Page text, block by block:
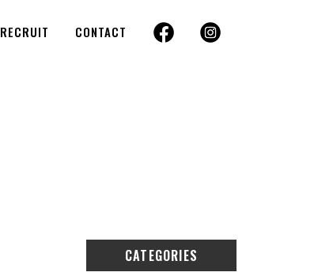
RECRUIT CONTACT
CATEGORIES